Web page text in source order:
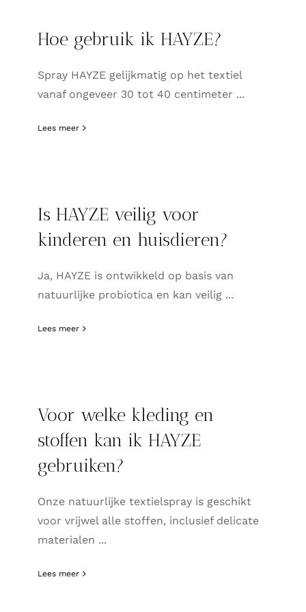
Hoe gebruik ik HAYZE?
Spray HAYZE gelijkmatig op het textiel
vanaf ongeveer 30 tot 40 centimeter ...
Lees meer
Is HAYZE veilig voor
kinderen en huisdieren?
Ja, HAYZE is ontwikkeld op basis van
natuurlijke probiotica en kan veilig ...
Lees meer
Voor welke kleding en
stoffen kan ik HAYZE
gebruiken?
Onze natuurlijke textielspray is geschikt
voor vrijwel alle stoffen, inclusief delicate
materialen ...
Lees meer